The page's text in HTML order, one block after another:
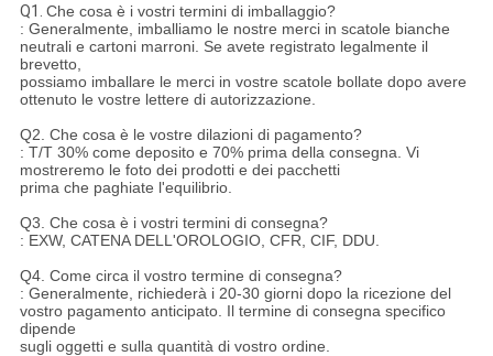
Q1. Che cosa è i vostri termini di imballaggio?
: Generalmente, imballiamo le nostre merci in scatole bianche
neutrali e cartoni marroni. Se avete registrato legalmente il
brevetto,
possiamo imballare le merci in vostre scatole bollate dopo avere
ottenuto le vostre lettere di autorizzazione.
Q2. Che cosa è le vostre dilazioni di pagamento?
: T/T 30% come deposito e 70% prima della consegna. Vi
mostreremo le foto dei prodotti e dei pacchetti
prima che paghiate l'equilibrio.
Q3. Che cosa è i vostri termini di consegna?
: EXW, CATENA DELL'OROLOGIO, CFR, CIF, DDU.
Q4. Come circa il vostro termine di consegna?
: Generalmente, richiederà i 20-30 giorni dopo la ricezione del
vostro pagamento anticipato. Il termine di consegna specifico
dipende
sugli oggetti e sulla quantità di vostro ordine.